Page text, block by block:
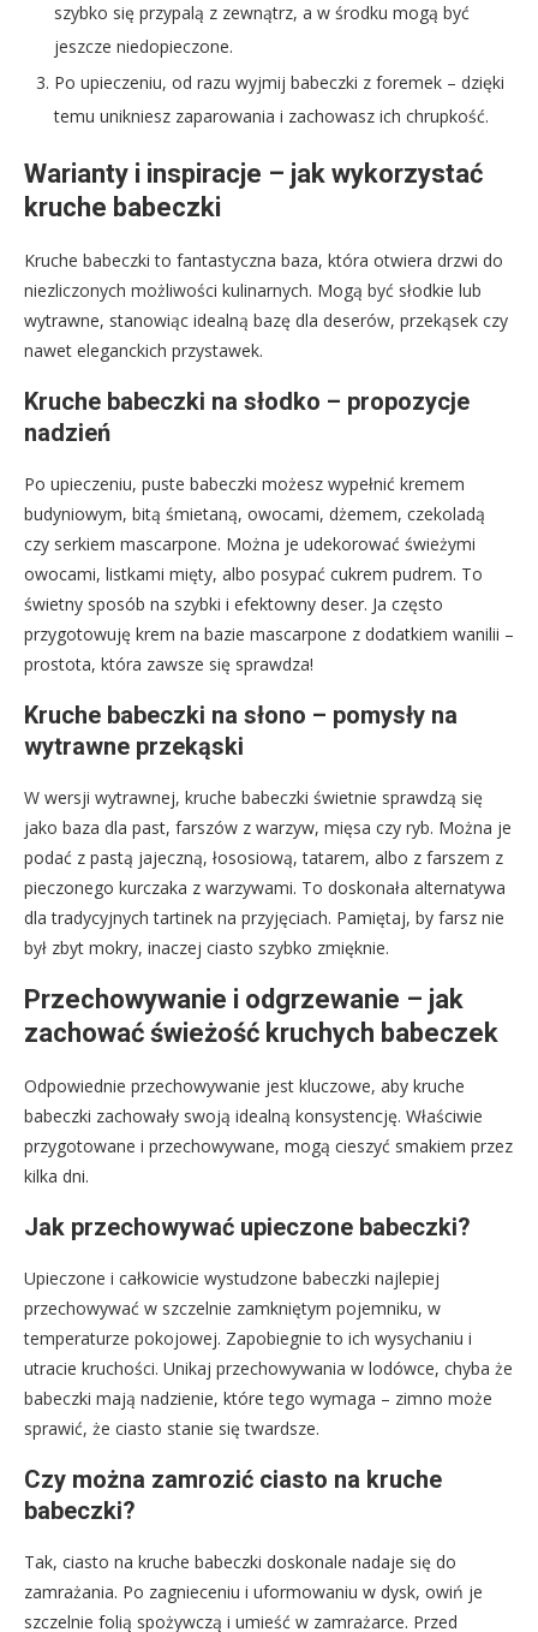
szybko się przypalą z zewnątrz, a w środku mogą być
jeszcze niedopieczone.
Po upieczeniu, od razu wyjmij babeczki z foremek – dzięki
temu unikniesz zaparowania i zachowasz ich chrupkość.
Warianty i inspiracje – jak wykorzystać
kruche babeczki
Kruche babeczki to fantastyczna baza, która otwiera drzwi do
niezliczonych możliwości kulinarnych. Mogą być słodkie lub
wytrawne, stanowiąc idealną bazę dla deserów, przekąsek czy
nawet eleganckich przystawek.
Kruche babeczki na słodko – propozycje
nadzień
Po upieczeniu, puste babeczki możesz wypełnić kremem
budyniowym, bitą śmietaną, owocami, dżemem, czekoladą
czy serkiem mascarpone. Można je udekorować świeżymi
owocami, listkami mięty, albo posypać cukrem pudrem. To
świetny sposób na szybki i efektowny deser. Ja często
przygotowuję krem na bazie mascarpone z dodatkiem wanilii –
prostota, która zawsze się sprawdza!
Kruche babeczki na słono – pomysły na
wytrawne przekąski
W wersji wytrawnej, kruche babeczki świetnie sprawdzą się
jako baza dla past, farszów z warzyw, mięsa czy ryb. Można je
podać z pastą jajeczną, łososiową, tatarem, albo z farszem z
pieczonego kurczaka z warzywami. To doskonała alternatywa
dla tradycyjnych tartinek na przyjęciach. Pamiętaj, by farsz nie
był zbyt mokry, inaczej ciasto szybko zmięknie.
Przechowywanie i odgrzewanie – jak
zachować świeżość kruchych babeczek
Odpowiednie przechowywanie jest kluczowe, aby kruche
babeczki zachowały swoją idealną konsystencję. Właściwie
przygotowane i przechowywane, mogą cieszyć smakiem przez
kilka dni.
Jak przechowywać upieczone babeczki?
Upieczone i całkowicie wystudzone babeczki najlepiej
przechowywać w szczelnie zamkniętym pojemniku, w
temperaturze pokojowej. Zapobiegnie to ich wysychaniu i
utracie kruchości. Unikaj przechowywania w lodówce, chyba że
babeczki mają nadzienie, które tego wymaga – zimno może
sprawić, że ciasto stanie się twardsze.
Czy można zamrozić ciasto na kruche
babeczki?
Tak, ciasto na kruche babeczki doskonale nadaje się do
zamrażania. Po zagnieceniu i uformowaniu w dysk, owiń je
szczelnie folią spożywczą i umieść w zamrażarce. Przed